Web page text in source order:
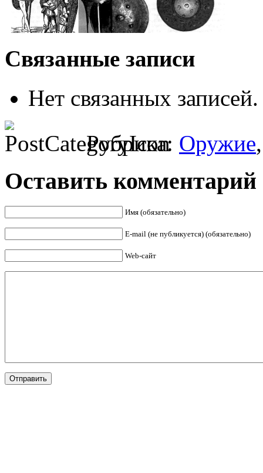
Связанные записи
Нет связанных записей.
Рубрика: Оружие
Оставить комментарий
Имя (обязательно)
E-mail (не публикуется) (обязательно)
Web-сайт
Отправить